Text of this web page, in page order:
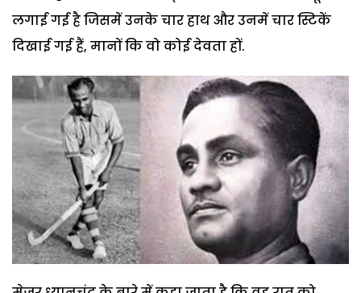
लगाई गई है जिसमें उनके चार हाथ और उनमें चार स्टिकें
दिखाई गई हैं, मानों कि वो कोई देवता हों.